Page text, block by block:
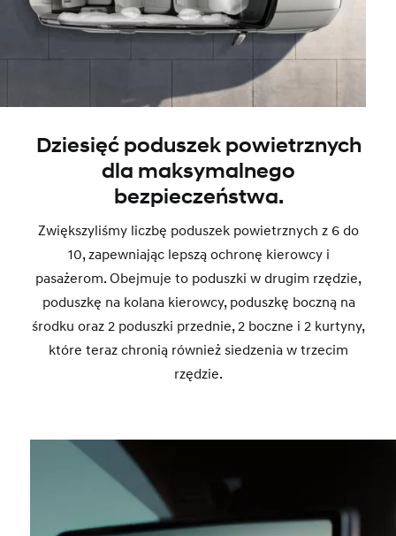
Dziesięć poduszek powietrznych
dla maksymalnego
bezpieczeństwa.
Zwiększyliśmy liczbę poduszek powietrznych z 6 do
10, zapewniając lepszą ochronę kierowcy i
pasażerom. Obejmuje to poduszki w drugim rzędzie,
poduszkę na kolana kierowcy, poduszkę boczną na
środku oraz 2 poduszki przednie, 2 boczne i 2 kurtyny,
które teraz chronią również siedzenia w trzecim
rzędzie.